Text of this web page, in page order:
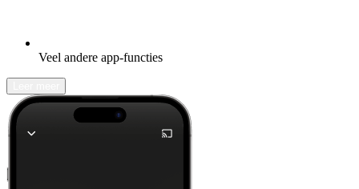
Veel andere app-functies